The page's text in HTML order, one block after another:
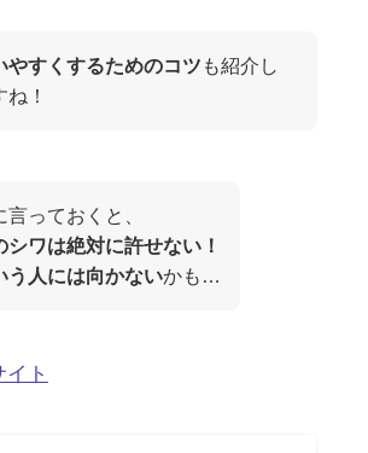
やすくするためのコツ も紹介し
ね！
言っておくと、
シワは絶対に許せない！
う人には向かないかも…
ト